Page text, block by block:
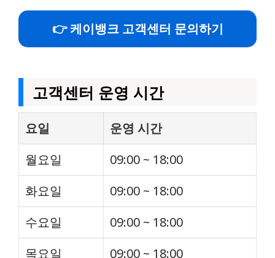
👉 케이뱅크 고객센터 문의하기
고객센터 운영 시간
요일
운영 시간
월요일
09:00 ~ 18:00
화요일
09:00 ~ 18:00
수요일
09:00 ~ 18:00
목요일
09:00 ~ 18:00